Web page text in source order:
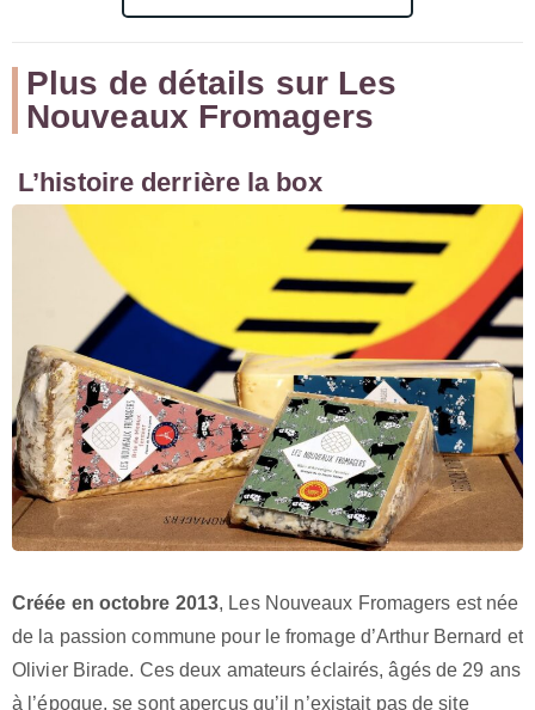
Plus de détails sur Les
Nouveaux Fromagers
L’histoire derrière la box
Créée en octobre 2013, Les Nouveaux Fromagers est née
de la passion commune pour le fromage d’Arthur Bernard et
Olivier Birade. Ces deux amateurs éclairés, âgés de 29 ans
à l’époque, se sont aperçus qu’il n’existait pas de site